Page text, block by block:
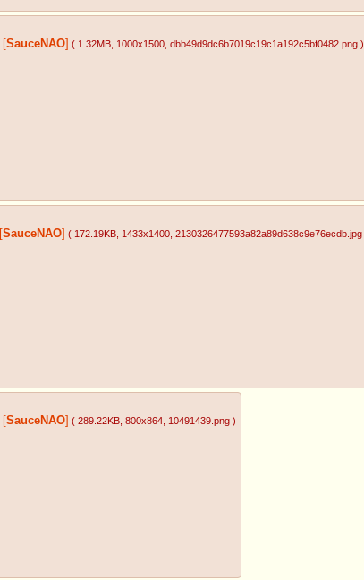
[SauceNAO] ( 1.32MB , 1000x1500 , dbb49d9dc6b7019c19c1a192c5bf0482.png )
[SauceNAO] ( 172.19KB , 1433x1400 , 2130326477593a82a89d638c9e76ecdb.jpg
[SauceNAO] ( 289.22KB , 800x864 , 10491439.png )